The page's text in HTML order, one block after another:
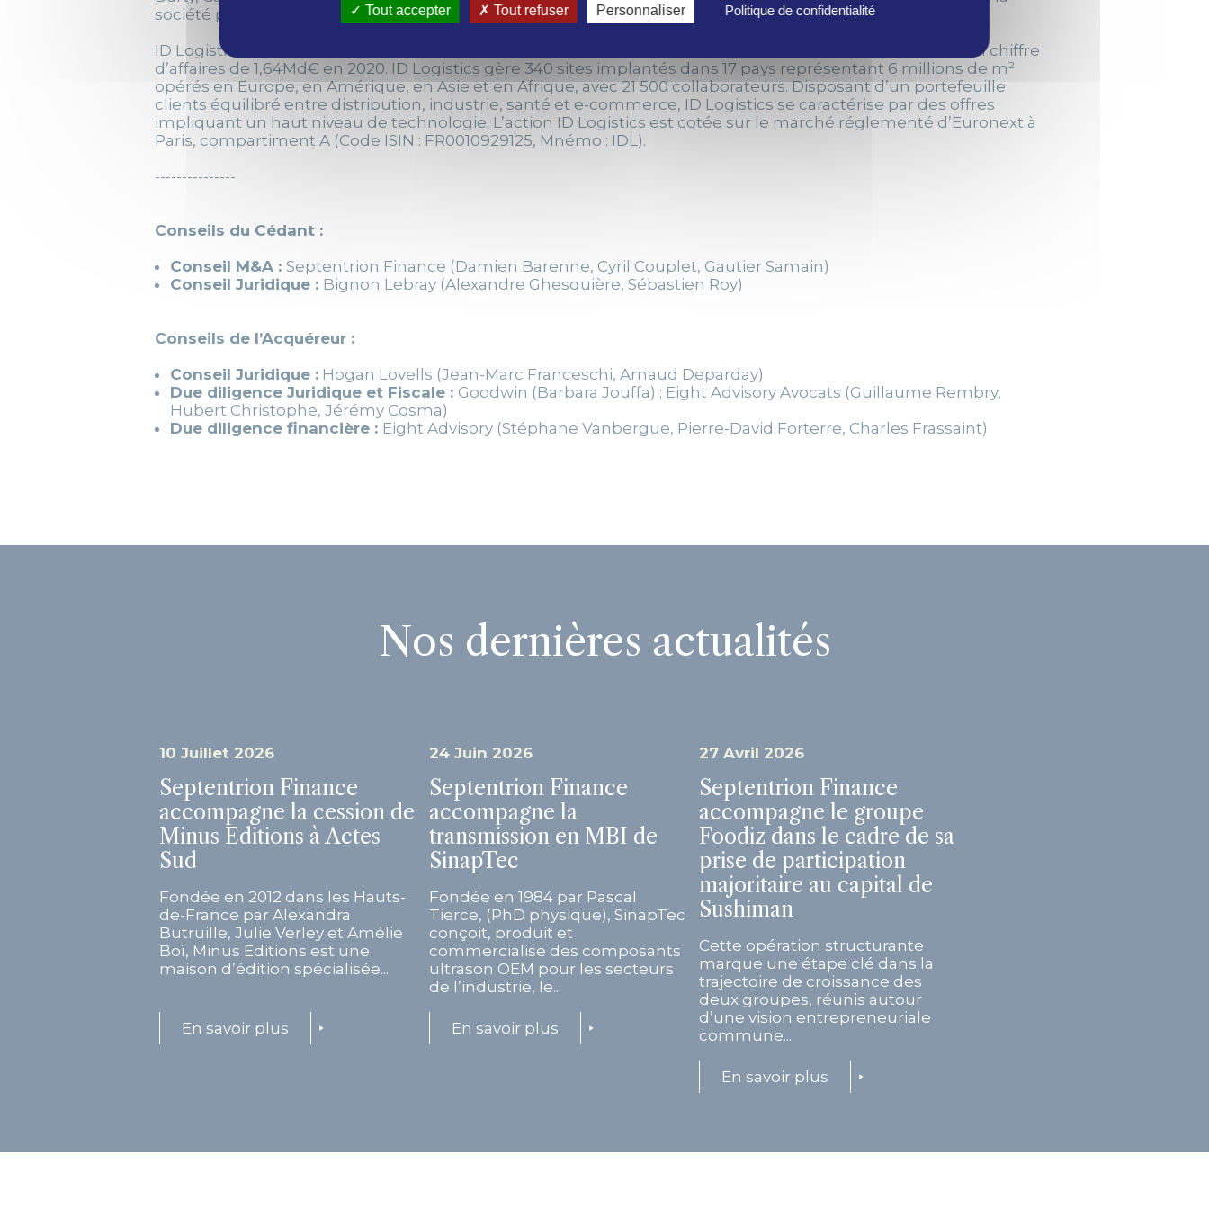
société prévoit de générer 30 M€ de chiffre d’affaires pour près de 750 000 colis livrés.
ID Logistics, dirigé par Eric Hémar, est un Groupe international de logistique contractuelle, ayant réalisé un chiffre
d’affaires de 1,64Md€ en 2020. ID Logistics gère 340 sites implantés dans 17 pays représentant 6 millions de m²
opérés en Europe, en Amérique, en Asie et en Afrique, avec 21 500 collaborateurs. Disposant d’un portefeuille
clients équilibré entre distribution, industrie, santé et e-commerce, ID Logistics se caractérise par des offres
impliquant un haut niveau de technologie. L’action ID Logistics est cotée sur le marché réglementé d’Euronext à
Paris, compartiment A (Code ISIN : FR0010929125, Mnémo : IDL).
---------------
Conseils du Cédant :
Conseil M&A : Septentrion Finance (Damien Barenne, Cyril Couplet, Gautier Samain)
Conseil Juridique : Bignon Lebray (Alexandre Ghesquière, Sébastien Roy)
Conseils de l’Acquéreur :
Conseil Juridique : Hogan Lovells (Jean-Marc Franceschi, Arnaud Deparday)
Due diligence Juridique et Fiscale : Goodwin (Barbara Jouffa) ; Eight Advisory Avocats (Guillaume Rembry,
Hubert Christophe, Jérémy Cosma)
Due diligence financière : Eight Advisory (Stéphane Vanbergue, Pierre-David Forterre, Charles Frassaint)
Nos dernières actualités
10 Juillet 2026
Septentrion Finance
accompagne la cession de
Minus Editions à Actes
Sud
Fondée en 2012 dans les Hauts-
de-France par Alexandra
Butruille, Julie Verley et Amélie
Boï, Minus Editions est une
maison d’édition spécialisée...
En savoir plus
24 Juin 2026
Septentrion Finance
accompagne la
transmission en MBI de
SinapTec
Fondée en 1984 par Pascal
Tierce, (PhD physique), SinapTec
conçoit, produit et
commercialise des composants
ultrason OEM pour les secteurs
de l’industrie, le...
En savoir plus
27 Avril 2026
Septentrion Finance
accompagne le groupe
Foodiz dans le cadre de sa
prise de participation
majoritaire au capital de
Sushiman
Cette opération structurante
marque une étape clé dans la
trajectoire de croissance des
deux groupes, réunis autour
d’une vision entrepreneuriale
commune...
En savoir plus
Tout accepter Tout refuser Personnaliser Politique de confidentialité